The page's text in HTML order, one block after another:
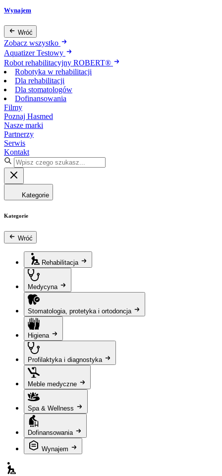
Wynajem
Wróć
Zobacz wszystko
Aquatizer Testowy
Robot rehabilitacyjny ROBERT®
Robotyka w rehabilitacji
Dla rehabilitacji
Dla stomatologów
Dofinansowania
Filmy
Poznaj Hasmed
Nasze marki
Partnerzy
Serwis
Kontakt
Kategorie
Kategorie
Wróć
Rehabilitacja
Medycyna
Stomatologia, protetyka i ortodoncja
Higiena
Profilaktyka i diagnostyka
Meble medyczne
Spa & Wellness
Dofinansowania
Wynajem